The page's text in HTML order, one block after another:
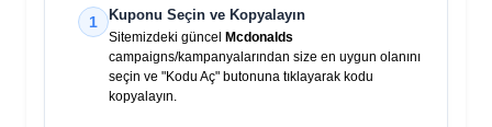
1 Kuponu Seçin ve Kopyalayın
Sitemizdeki güncel
Mcdonalds
campaigns/kampanyalarından size en uygun olanını
seçin ve "Kodu Aç" butonuna tıklayarak kodu
kopyalayın.